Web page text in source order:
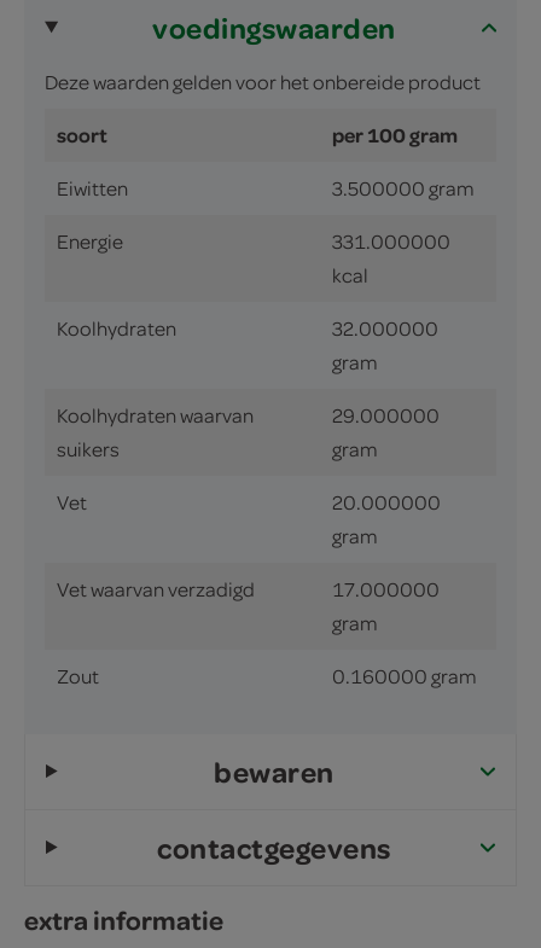
voedingswaarden
Deze waarden gelden voor het onbereide product
soort per 100 gram
Eiwitten 3.500000 gram
Energie
331.000000
kcal
Koolhydraten
32.000000
gram
Koolhydraten waarvan
suikers
29.000000
gram
Vet
20.000000
gram
Vet waarvan verzadigd
17.000000
gram
Zout 0.160000 gram
bewaren
contactgegevens
extra informatie